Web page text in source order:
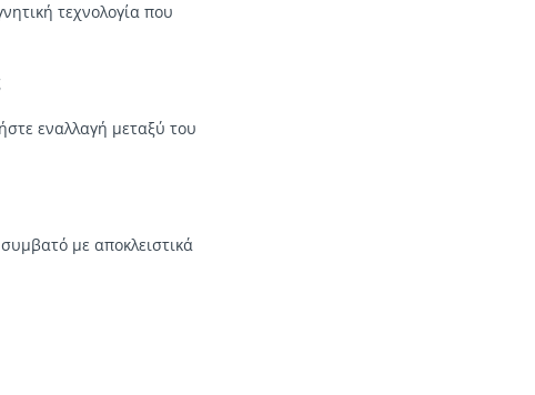
τεχνολογία που
εναλλαγή μεταξύ του
με αποκλειστικά